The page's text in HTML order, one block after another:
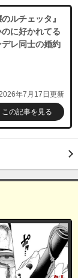
ルチェッタ』
に好かれてる
レ同士の婚約
年7月17日更新
この記事を見る